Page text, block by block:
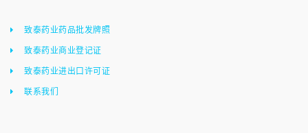
致泰药业药品批发牌照
致泰药业商业登记证
致泰药业进出口许可证
联系我们